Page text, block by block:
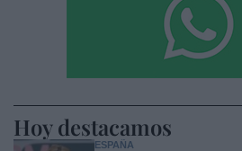
Hoy destacamos
ESPAÑA